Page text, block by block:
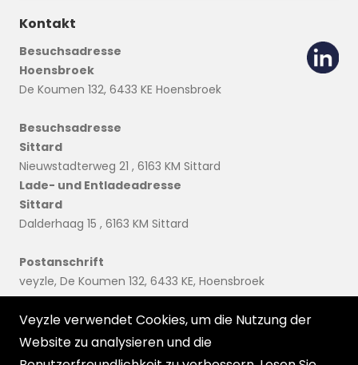
Kontakt
Besuchsadresse
Hoensbroek
De Koumen 132, 6433 KE Hoensbroek
Besuchsadresse
Sittard
Nieuwstadterweg 21 , 6163 KM Sittard
Lade- und Entladeadresse
Sittard
Dalderhaag 15 , 6163 KM Sittard
Postanschrift
veyzle, De Koumen 132, 6433 KE, Hoensbroek
info@veyzle.com
Veyzle verwendet Cookies, um die Nutzung der
Website zu analysieren und die